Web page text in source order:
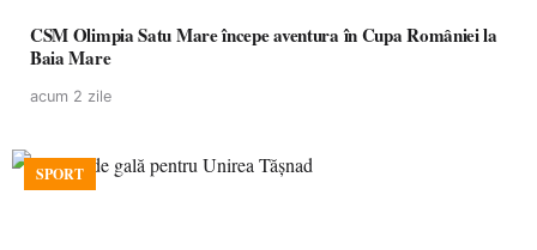
CSM Olimpia Satu Mare începe aventura în Cupa României la
Baia Mare
acum 2 zile
SPORT